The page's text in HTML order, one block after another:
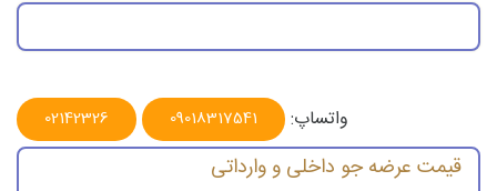
واتساپ: 09018317541
02142326
قیمت عرضه جو داخلی و وارداتی